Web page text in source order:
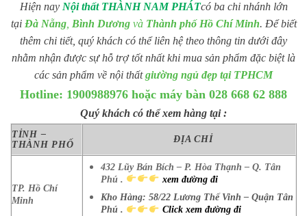
Hiện nay Nội thất THÀNH NAM PHÁTcó ba chi nhánh lớn
tại Đà Nẵng, Bình Dươngvà Thành phố Hồ Chí Minh. Để biết
thêm chi tiết, quý khách có thể liên hệ theo thông tin dưới đây
nhằm nhận được sự hỗ trợ tốt nhất khi mua sản phẩm đặc biệt là
các sản phẩm về nội thấtgiường ngủ đẹp tại TPHCM
Hotline: 1900988976 hoặc máy bàn 028 668 62 888
Quý khách có thể xem hàng tại :
TỈNH –
THÀNH PHỐ
ĐỊA CHỈ
TP. Hồ Chí
Minh
432 Lũy Bán Bích – P. Hòa Thạnh – Q. Tân
Phú .
xem đường đi
Kho Hàng: 58/22 Lương Thế Vinh – Quận Tân
Phú .
Click xem đường đi